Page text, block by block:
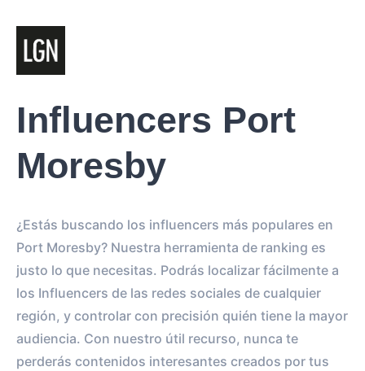
Influencers Port
Moresby
¿Estás buscando los influencers más populares en
Port Moresby? Nuestra herramienta de ranking es
justo lo que necesitas. Podrás localizar fácilmente a
los Influencers de las redes sociales de cualquier
región, y controlar con precisión quién tiene la mayor
audiencia. Con nuestro útil recurso, nunca te
perderás contenidos interesantes creados por tus